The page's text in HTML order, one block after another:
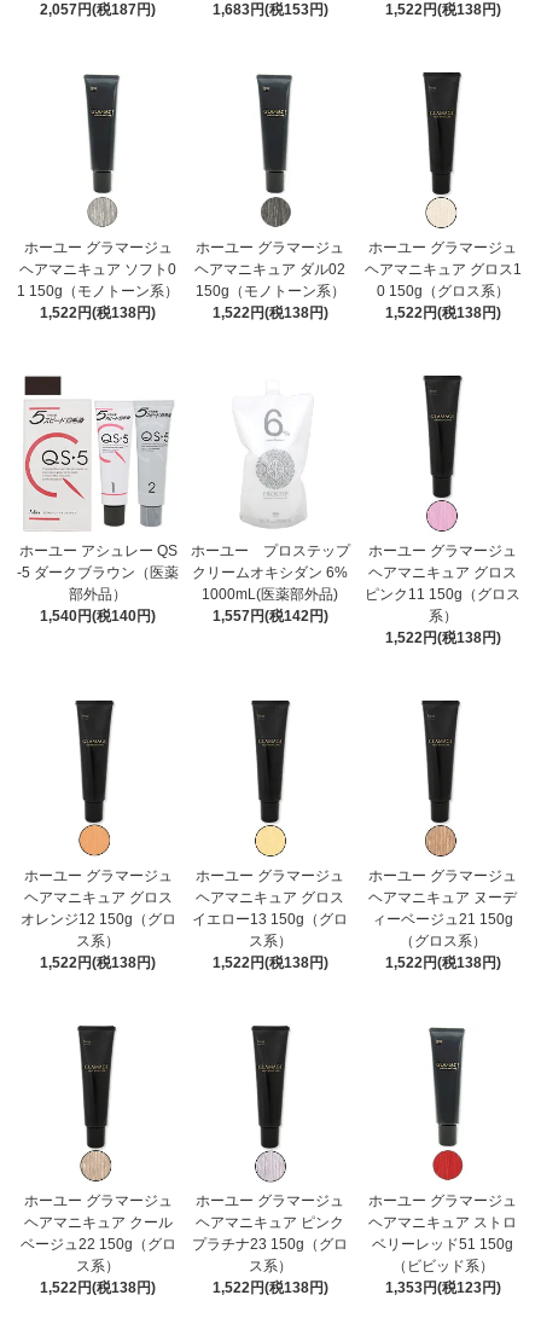
2,057円(税187円)
1,683円(税153円)
1,522円(税138円)
ホーユー グラマージュ
ヘアマニキュア ソフト0
1 150g（モノトーン系）
1,522円(税138円)
ホーユー グラマージュ
ヘアマニキュア ダル02
150g（モノトーン系）
1,522円(税138円)
ホーユー グラマージュ
ヘアマニキュア グロス1
0 150g（グロス系）
1,522円(税138円)
ホーユー アシュレー QS
-5 ダークブラウン（医薬
部外品）
1,540円(税140円)
ホーユー プロステップ
クリームオキシダン 6%
1000mL(医薬部外品)
1,557円(税142円)
ホーユー グラマージュ
ヘアマニキュア グロス
ピンク11 150g（グロス
系）
1,522円(税138円)
ホーユー グラマージュ
ヘアマニキュア グロス
オレンジ12 150g（グロ
ス系）
1,522円(税138円)
ホーユー グラマージュ
ヘアマニキュア グロス
イエロー13 150g（グロ
ス系）
1,522円(税138円)
ホーユー グラマージュ
ヘアマニキュア ヌーデ
ィーベージュ21 150g
（グロス系）
1,522円(税138円)
ホーユー グラマージュ
ヘアマニキュア クール
ベージュ22 150g（グロ
ス系）
1,522円(税138円)
ホーユー グラマージュ
ヘアマニキュア ピンク
プラチナ23 150g（グロ
ス系）
1,522円(税138円)
ホーユー グラマージュ
ヘアマニキュア ストロ
ベリーレッド51 150g
（ビビッド系）
1,353円(税123円)